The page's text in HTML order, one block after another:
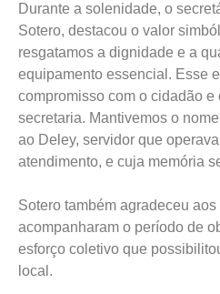
Durante a solenidade, o
Sotero, destacou o valor
resgatamos a dignidade e a
equipamento essencial. Esse
compromisso com o cidadão
secretaria. Mantivemos o
ao Deley, servidor que
atendimento, e cuja memória
Sotero também agradeceu
acompanharam o período de
esforço coletivo que
local.